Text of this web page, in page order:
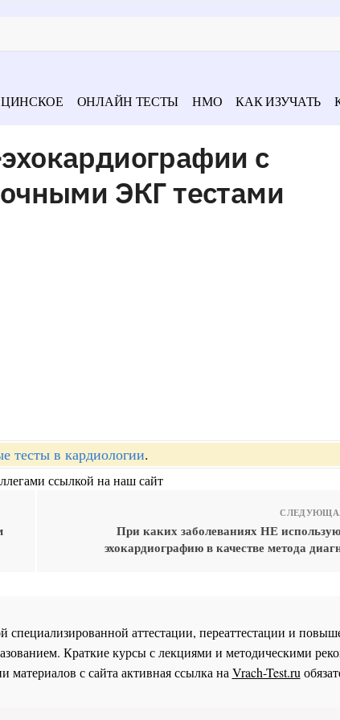
ОНЛАЙН ТЕСТЫ НМО КАК ИЗУЧАТЬ
с
ЭКГ тестами
тесты в кардиологии.
ссылкой на наш сайт
При каких заболеваниях НЕ
эхокардиографию в качестве метода
специализированной аттестации, переаттестации и
Краткие курсы с лекциями и методическими
материалов с сайта активная ссылка наVrach-Test.ru